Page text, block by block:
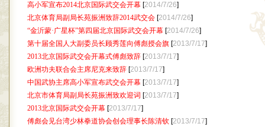
高小军宣布2014北京国际武交会开幕 [2014/7/26]
北京体育局副局长苑振洲致辞2014武交会 [2014/7/26]
“金沂蒙·广星杯”第四届北京国际武交会开幕 [2014/7/26]
第十届全国人大副委员长顾秀莲向傅彪授会旗 [2013/7/17]
2013北京国际武交会开幕式傅彪致辞 [2013/7/17]
欧洲功夫联合会主席尼克来致辞 [2013/7/17]
中国武协主席高小军宣布武交会开幕 [2013/7/17]
北京市体育局副局长苑振洲致欢迎词 [2013/7/17]
2013北京国际武交会开幕 [2013/7/17]
傅彪会见台湾少林拳道协会创会理事长陈清钦 [2013/7/17]